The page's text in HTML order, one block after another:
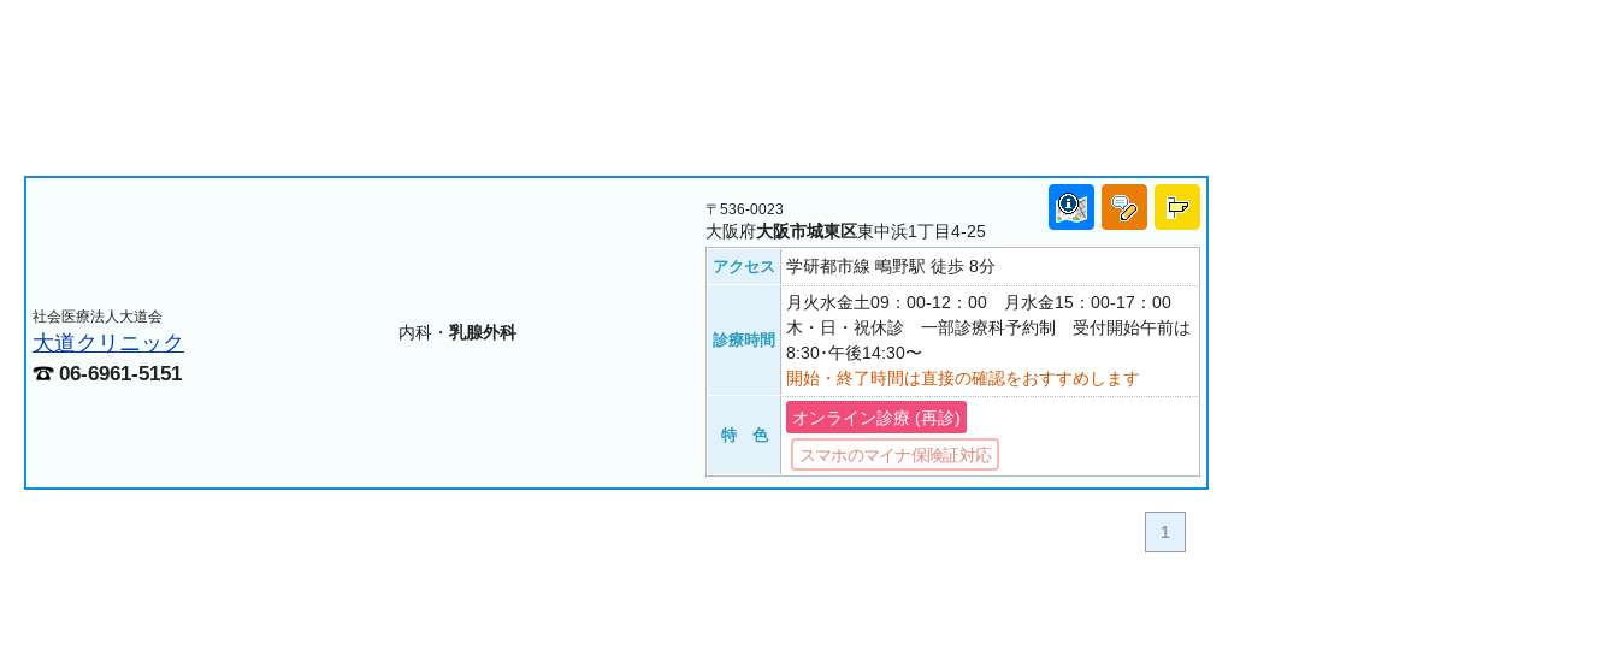
社会医療法人大道会
大道クリニック
06-6961-5151
内科・ 乳腺外科
〒536-0023
大阪府大阪市城東区東中浜1丁目4-25
アクセス 学研都市線 鴫野駅 徒歩 8分
診療時間
月火水金土09：00-12：00 月水金15：00-17：00
木・日・祝休診 一部診療科予約制 受付開始午前は
8:30･午後14:30〜
開始・終了時間は直接の確認をおすすめします
特 色
オンライン診療 (再診)
スマホのマイナ保険証対応
1